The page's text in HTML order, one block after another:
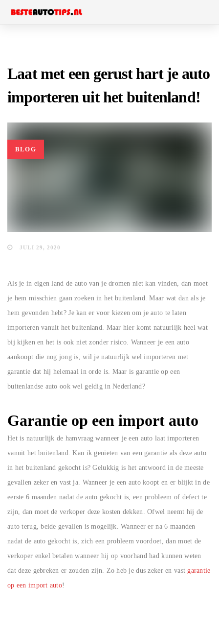
Skip
content
Laat met een gerust hart je auto
importeren uit het buitenland!
BLOG
JULI 29, 2020
Als je in eigen land de auto van je dromen niet kan vinden, dan moet
je hem misschien gaan zoeken in het buitenland. Maar wat dan als je
hem gevonden hebt? Je kan er voor kiezen om je auto te laten
importeren vanuit het buitenland. Maar hier komt natuurlijk heel wat
bij kijken en het is ook niet zonder risico. Wanneer je een auto
aankoopt die nog jong is, wil je natuurlijk wel importeren met
garantie dat hij helemaal in orde is. Maar is garantie op een
buitenlandse auto ook wel geldig in Nederland?
Garantie op een import auto
Het is natuurlijk de hamvraag wanneer je een auto laat importeren
vanuit het buitenland. Kan ik genieten van een garantie als deze auto
in het buitenland gekocht is? Gelukkig is het antwoord in de meeste
gevallen zeker en vast ja. Wanneer je een auto koopt en er blijkt in de
eerste 6 maanden nadat de auto gekocht is, een probleem of defect te
zijn, dan moet de verkoper deze kosten dekken. Ofwel neemt hij de
auto terug, beide gevallen is mogelijk. Wanneer er na 6 maanden
nadat de auto gekocht is, zich een probleem voordoet, dan moet de
verkoper enkel betalen wanneer hij op voorhand had kunnen weten
dat deze gebreken er zouden zijn. Zo heb je dus zeker en vastgarantie
op een import auto!